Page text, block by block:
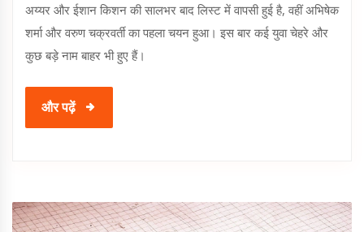
अय्यर और ईशान किशन की सालभर बाद लिस्ट में वापसी हुई है, वहीं अभिषेक
शर्मा और वरुण चक्रवर्ती का पहला चयन हुआ। इस बार कई युवा चेहरे और
कुछ बड़े नाम बाहर भी हुए हैं।
और पढ़ें